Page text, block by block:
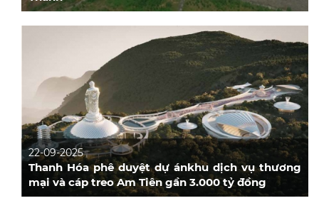
22-09-2025
Thanh Hóa phê duyệt dự ánkhu dịch vụ thương
mại và cáp treo Am Tiên gần 3.000 tỷ đồng